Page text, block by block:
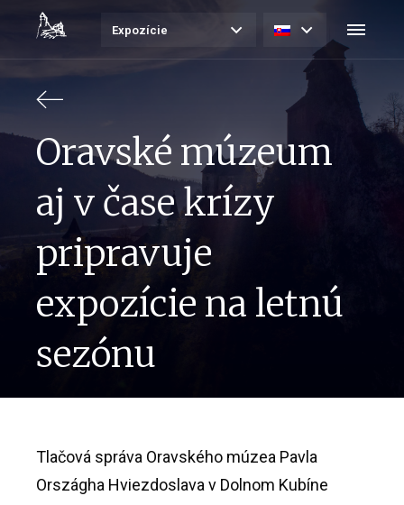
Expozície
Oravské múzeum
aj v čase krízy
pripravuje
expozície na letnú
sezónu
Tlačová správa Oravského múzea Pavla
Országha Hviezdoslava v Dolnom Kubíne